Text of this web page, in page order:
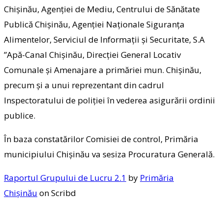
Chișinău, Agenției de Mediu, Centrului de Sănătate
Publică Chișinău, Agenției Naționale Siguranța
Alimentelor, Serviciul de Informații și Securitate, S.A
”Apă-Canal Chișinău, Direcției General Locativ
Comunale și Amenajare a primăriei mun. Chișinău,
precum și a unui reprezentant din cadrul
Inspectoratului de poliției în vederea asigurării ordinii
publice.
În baza constatărilor Comisiei de control, Primăria
municipiului Chișinău va sesiza Procuratura Generală.
Raportul Grupului de Lucru 2.1 by Primăria
Chișinău on Scribd